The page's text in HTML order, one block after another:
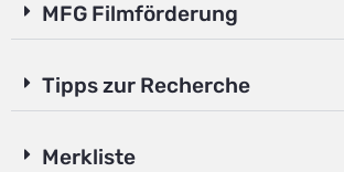
MFG Filmförderung
Tipps zur Recherche
Merkliste